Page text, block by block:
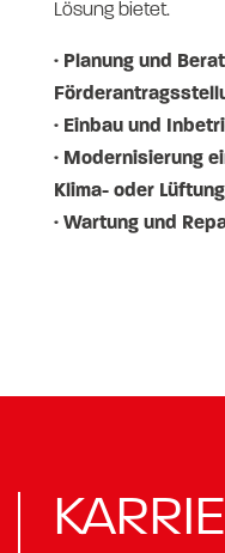
Lösung bietet.
· Planung und
· Einbau und
· Modernisierung
Klima- oder
· Wartung und